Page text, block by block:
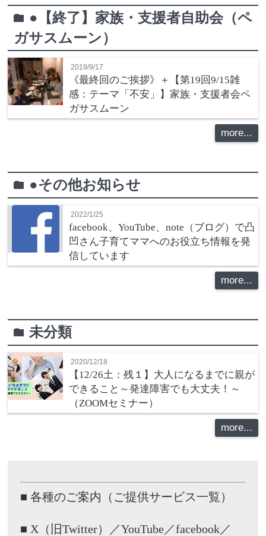
folder ●【終了】家族・支援者自助会（ペ
ガサスムーン）
2019/9/17
《最終回のご挨拶》＋【第19回9/15雑
感：テーマ「不安」】家族・支援者会ペ
ガサスムーン
more...
folder ●その他お知らせ
2022/1/25
facebook、YouTube、note（ブログ）で凸
凹さん子育てママへのお役立ち情報を発
信しています
more...
folder未分類
2020/12/18
【12/26土：残１】大人になるまでに親が
できること～発達障害でも大丈夫！～
（ZOOMセミナー）
more...
■ 各種のご案内（ご提供サービス一覧）
■ X（旧Twitter）／YouTube／facebook／